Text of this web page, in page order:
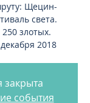
Щецин-
света.
злотых.
2018
закрыта
события